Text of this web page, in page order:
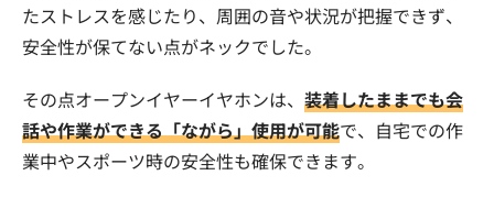
たストレスを感じたり、周囲の音や状況が把握できず、
安全性が保てない点がネックでした。
その点オープンイヤーイヤホンは、 装着したままでも会
話や作業ができる「ながら」使用が可能で、自宅での作
業中やスポーツ時の安全性も確保できます。